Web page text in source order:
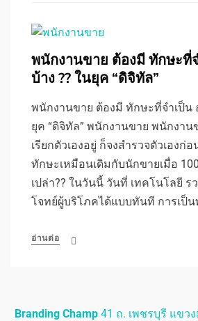
พนักงานขาย ต้องมี ทักษะที่
บ้าง ?? ในยุค “ดิจิทัล”
พนักงานขาย ต้องมี ทักษะที่จำเป็น
ยุค “ดิจิทัล” พนักงานขาย พนักงา
เรียกตัวเองอยู่ ก็จงสำรวจตัวเองก่
ทักษะเหมือนเดิมกับนักขายเมื่อ
เปล่า?? ในวันนี้ วันที่ เทคโนโลยี ร
โจทย์ผู้บริโภคได้แบบทันที การเป็
อ่านต่อ
Branding Champ 41 ถ. เพชรบุรี แขว